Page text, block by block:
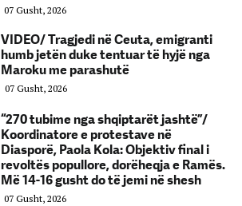
07 Gusht, 2026
VIDEO/ Tragjedi në Ceuta, emigranti
humb jetën duke tentuar të hyjë nga
Maroku me parashutë
07 Gusht, 2026
“270 tubime nga shqiptarët jashtë”/
Koordinatore e protestave në
Diasporë, Paola Kola: Objektiv final i
revoltës popullore, dorëheqja e Ramës.
Më 14-16 gusht do të jemi në shesh
07 Gusht, 2026